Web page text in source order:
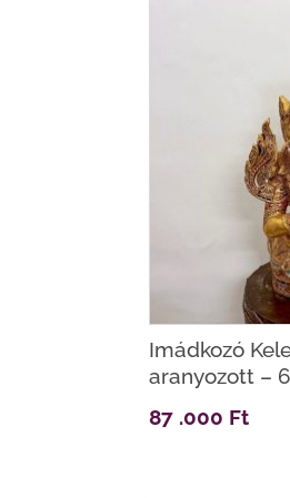
Imádkozó
aranyozott –
87 .000 Ft